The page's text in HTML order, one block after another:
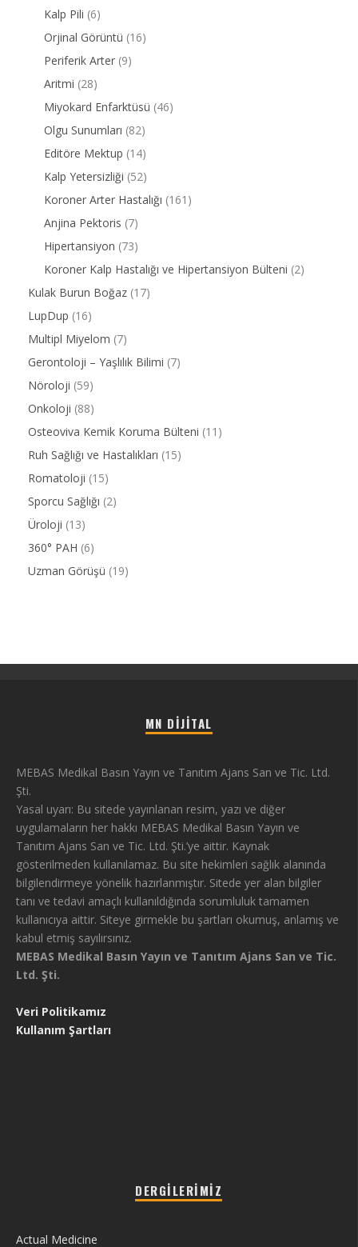
Kalp Pili (6)
Orjinal Görüntü (16)
Periferik Arter (9)
Aritmi (28)
Miyokard Enfarktüsü (46)
Olgu Sunumları (82)
Editöre Mektup (14)
Kalp Yetersizliği (52)
Koroner Arter Hastalığı (161)
Anjina Pektoris (7)
Hipertansiyon (73)
Koroner Kalp Hastalığı ve Hipertansiyon Bülteni (2)
Kulak Burun Boğaz (17)
LupDup (16)
Multipl Miyelom (7)
Gerontoloji – Yaşlılık Bilimi (7)
Nöroloji (59)
Onkoloji (88)
Osteoviva Kemik Koruma Bülteni (11)
Ruh Sağlığı ve Hastalıkları (15)
Romatoloji (15)
Sporcu Sağlığı (2)
Üroloji (13)
360° PAH (6)
Uzman Görüşü (19)
MN DIJITAL
MEBAS Medikal Basın Yayın ve Tanıtım Ajans San ve Tic. Ltd.
Şti.
Yasal uyarı: Bu sitede yayınlanan resim, yazı ve diğer
uygulamaların her hakkı MEBAS Medikal Basın Yayın ve
Tanıtım Ajans San ve Tic. Ltd. Şti.’ye aittir. Kaynak
gösterilmeden kullanılamaz. Bu site hekimleri sağlık alanında
bilgilendirmeye yönelik hazırlanmıştır. Sitede yer alan bilgiler
tanı ve tedavi amaçlı kullanıldığında sorumluluk tamamen
kullanıcıya aittir. Siteye girmekle bu şartları okumuş, anlamış ve
kabul etmiş sayılırsınız.
MEBAS Medikal Basın Yayın ve Tanıtım Ajans San ve Tic.
Ltd. Şti.
Veri Politikamız
Kullanım Şartları
DERGILERIMIZ
Actual Medicine